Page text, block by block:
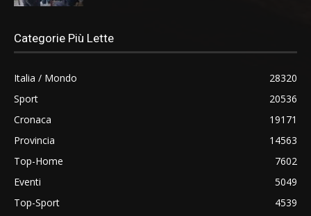
Categorie Più Lette
Italia / Mondo
28320
Sport
20536
Cronaca
19171
Provincia
14563
Top-Home
7602
Eventi
5049
Top-Sport
4539